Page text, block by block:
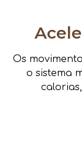
Os
o sistema